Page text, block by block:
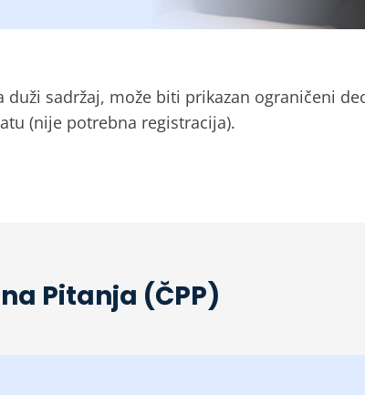
sadržaj, može biti prikazan ograničeni
(nije potrebna registracija).
Pitanja (ČPP)